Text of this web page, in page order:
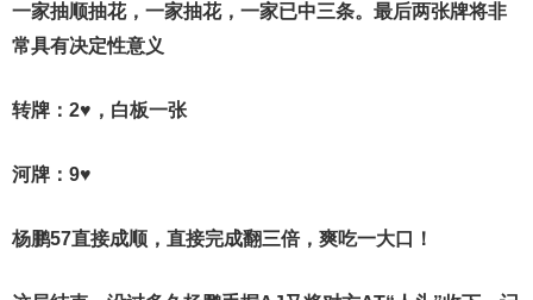
一家抽顺抽花，一家抽花，一家已中三条。最后两张牌将非
常具有决定性意义
转牌：2♥，白板一张
河牌：9♥
杨鹏57直接成顺，直接完成翻三倍，爽吃一大口！